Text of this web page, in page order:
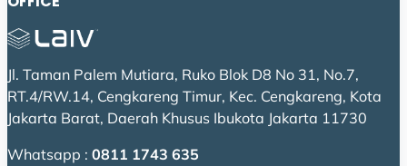
Jl. Taman Palem Mutiara, Ruko Blok D8 No 31, No.7,
RT.4/RW.14, Cengkareng Timur, Kec. Cengkareng, Kota
Jakarta Barat, Daerah Khusus Ibukota Jakarta 11730
Whatsapp : 0811 1743 635